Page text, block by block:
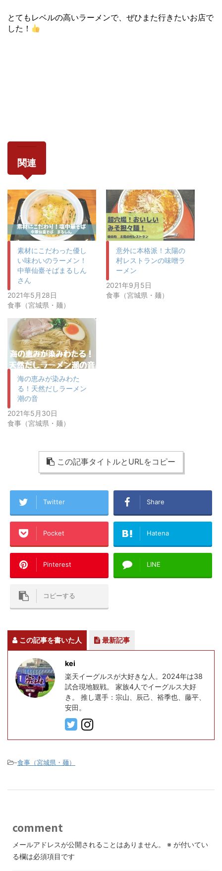
とてもレベルの高いラーメンで、ぜひまた行きたいお店で
した！
関連
素材にこだわった優し
い味わいのラーメン！
中華仙臺そばまるしん
さん
2021年5月28日
食事（宮城県・麺）
意外に本格派！太陽の
村レストランの味噌ラ
ーメン
2021年9月5日
食事（宮城県・麺）
海の恵みが染みわた
る！天然だしラーメン
潮の音
2021年5月30日
食事（宮城県・麺）
この記事タイトルとURLをコピー
Twitter Share
Pocket Hatena
Pinterest LINE
コピーする
この記事を書いた人 最新記事
kei
楽天イーグルスが大好きな人。2024年は38
試合現地観戦。 家族4人でイーグルス大好
き。 推し選手：宗山、辰己、裕季也、藤平、
安田。
-食事（宮城県・麺）
comment
メールアドレスが公開されることはありません。 ※ が付いてい
る欄は必須項目です